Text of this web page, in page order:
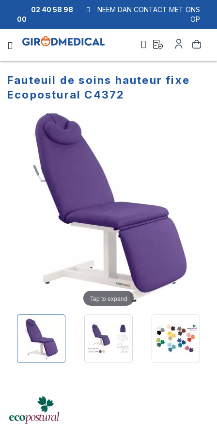
02 40 58 98
00
NEEM DAN CONTACT MET ONS
OP
Zoek
quote
Fauteuil de soins hauteur fixe
Ecopostural C4372
afbeeldingen-
afbeeldingen-
Tap to expand